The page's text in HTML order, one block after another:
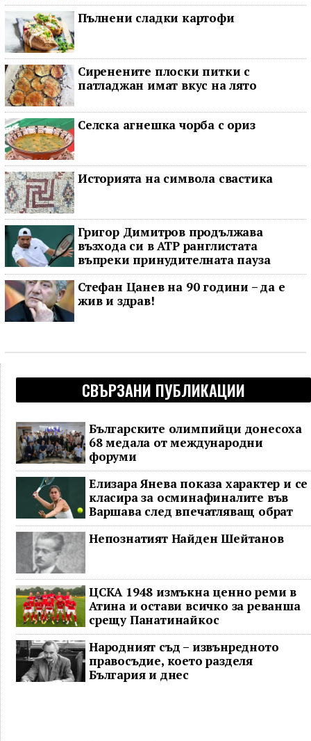
Пълнени сладки картофи
Сиренените плоски питки с
патладжан имат вкус на лято
Селска агнешка чорба с ориз
Историята на символа свастика
Григор Димитров продължава
възхода си в ATP ранглистата
въпреки принудителната пауза
Стефан Цанев на 90 години – да е
жив и здрав!
СВЪРЗАНИ ПУБЛИКАЦИИ
Българските олимпийци донесоха
68 медала от международни
форуми
Елизара Янева показа характер и се
класира за осминафиналите във
Варшава след впечатляващ обрат
Непознатият Найден Шейтанов
ЦСКА 1948 измъкна ценно реми в
Атина и остави всичко за реванша
срещу Панатинайкос
Народният съд – извънредното
правосъдие, което разделя
България и днес